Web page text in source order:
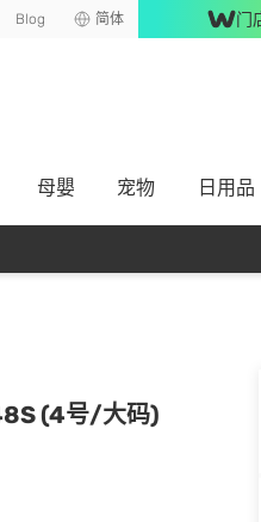
Blog 简体 门
母嬰 宠物 日用品
(4号/大码)